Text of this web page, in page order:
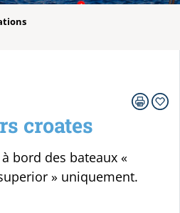
croates
bord des bateaux «
» uniquement.